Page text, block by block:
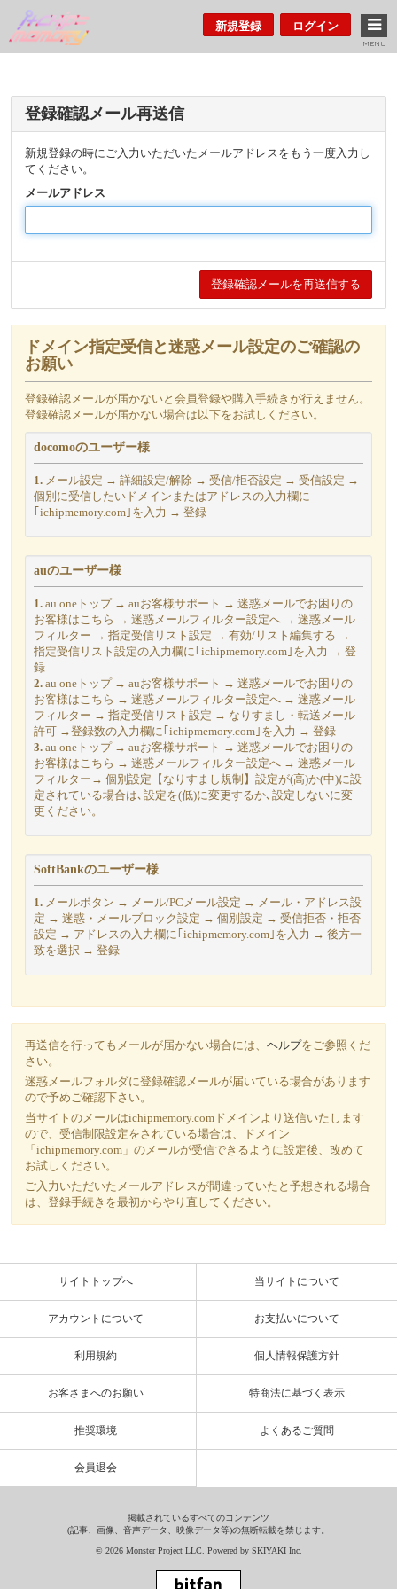
新規登録 ログイン
MENU
登録確認メール再送信
新規登録の時にご入力いただいたメールアドレスをもう一度入力し
てください。
メールアドレス
ドメイン指定受信と迷惑メール設定のご確認の
お願い
登録確認メールが届かないと会員登録や購入手続きが行えません。
登録確認メールが届かない場合は以下をお試しください。
docomoのユーザー様
1. メール設定 → 詳細設定/解除 → 受信/拒否設定 → 受信設定 →
個別に受信したいドメインまたはアドレスの入力欄に
｢ichipmemory.com｣を入力 → 登録
auのユーザー様
1. au oneトップ → auお客様サポート → 迷惑メールでお困りの
お客様はこちら → 迷惑メールフィルター設定へ → 迷惑メール
フィルター → 指定受信リスト設定 → 有効/リスト編集する →
指定受信リスト設定の入力欄に｢ichipmemory.com｣を入力 → 登
録
2. au oneトップ → auお客様サポート → 迷惑メールでお困りの
お客様はこちら → 迷惑メールフィルター設定へ → 迷惑メール
フィルター → 指定受信リスト設定 → なりすまし・転送メール
許可 →登録数の入力欄に｢ichipmemory.com｣を入力 → 登録
3. au oneトップ → auお客様サポート → 迷惑メールでお困りの
お客様はこちら → 迷惑メールフィルター設定へ → 迷惑メール
フィルター→ 個別設定【なりすまし規制】設定が(高)か(中)に設
定されている場合は､設定を(低)に変更するか､設定しないに変
更ください。
SoftBankのユーザー様
1. メールボタン → メール/PCメール設定 → メール・アドレス設
定 → 迷惑・メールブロック設定 → 個別設定 → 受信拒否・拒否
設定 → アドレスの入力欄に｢ichipmemory.com｣を入力 → 後方一
致を選択 → 登録
再送信を行ってもメールが届かない場合には、 ヘルプをご参照くだ
さい。
迷惑メールフォルダに登録確認メールが届いている場合があります
ので予めご確認下さい。
当サイトのメールはichipmemory.com ドメインより送信いたします
ので、受信制限設定をされている場合は、ドメイン
「ichipmemory.com」のメールが受信できるように設定後、改めて
お試しください。
ご入力いただいたメールアドレスが間違っていたと予想される場合
は、登録手続きを最初からやり直してください。
サイトトップへ 当サイトについて
アカウントについて お支払いについて
利用規約 個人情報保護方針
お客さまへのお願い 特商法に基づく表示
推奨環境 よくあるご質問
会員退会
掲載されているすべてのコンテンツ
(記事、画像、音声データ、映像データ等)の無断転載を禁じます。
© 2026 Monster Project LLC. Powered by SKIYAKI Inc.